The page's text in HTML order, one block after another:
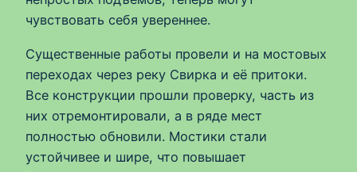
чувствовать себя увереннее.
Существенные работы провели и на мостовых
переходах через реку Свирка и её притоки.
Все конструкции прошли проверку, часть из
них отремонтировали, а в ряде мест
полностью обновили. Мостики стали
устойчивее и шире, что повышает